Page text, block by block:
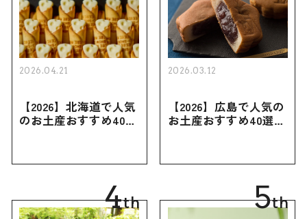
2026.04.21
【2026】北海道で人気
のお土産おすすめ40選
買えない限定品、女性
2026.03.12
【2026】広島で人気の
お土産おすすめ40選｜
き用、女性向けまで幅
4th 5th